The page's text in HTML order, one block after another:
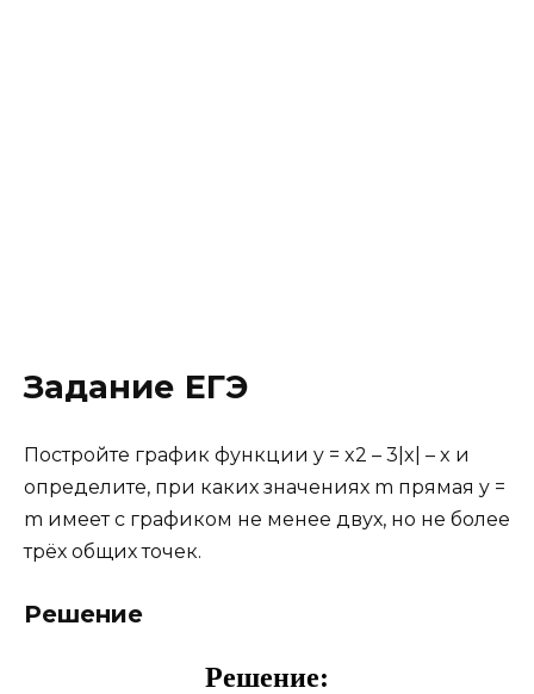
Задание ЕГЭ
Постройте график функции y = x2 – 3|x| – x и
определите, при каких значениях m прямая y =
m имеет с графиком не менее двух, но не более
трёх общих точек.
Решение
Решение: